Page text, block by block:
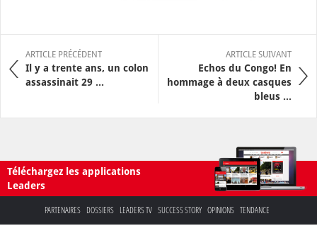
ARTICLE PRÉCÉDENT
Il y a trente ans, un colon
assassinait 29 ...
ARTICLE SUIVANT
Echos du Congo! En
hommage à deux casques
bleus ...
Téléchargez les applications
Leaders
PARTENAIRES DOSSIERS LEADERS TV SUCCESS STORY OPINIONS TENDANCE